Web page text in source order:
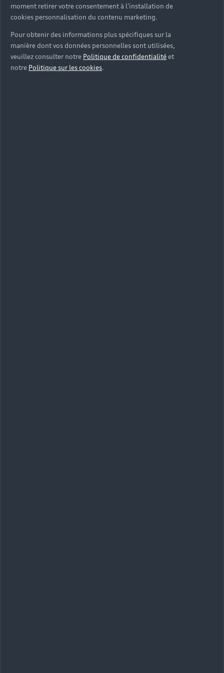
moment retirer votre consentement à l'installation de
cookies personnalisation du contenu marketing.
Pour obtenir des informations plus spécifiques sur la
manière dont vos données personnelles sont utilisées,
veuillez consulter notre Politique de confidentialitéet
notre Politique sur les cookies.